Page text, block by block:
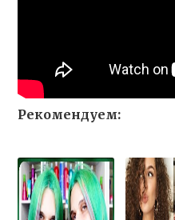
Рекомендуем: